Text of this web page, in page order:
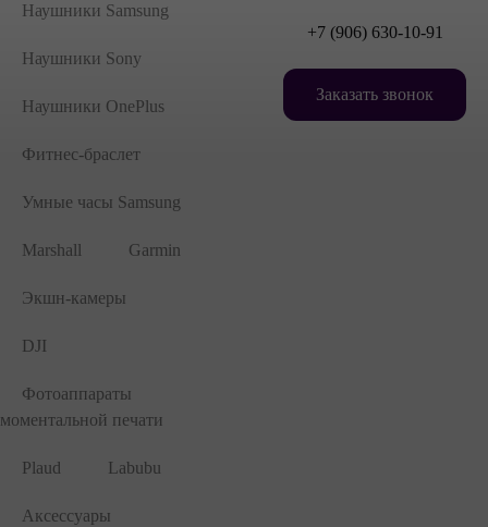
Наушники Samsung
Наушники Sony
Наушники OnePlus
Фитнес-браслет
Умные часы Samsung
Marshall Garmin
Экшн-камеры
DJI
Фотоаппараты
моментальной печати
Plaud Labubu
Аксессуары
+7 (906) 630-10-91
Заказать звонок